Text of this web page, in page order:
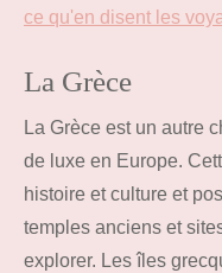
ce qu'en disent les
La Grèce
La Grèce est un autre
de luxe en Europe.
histoire et culture et
temples anciens et
explorer. Les îles